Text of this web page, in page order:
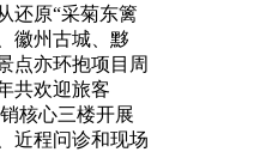
还原“采菊东篱
徽州古城、黟
点亦环抱项目周
共欢迎旅客
核心三楼开展
近程问诊和现场